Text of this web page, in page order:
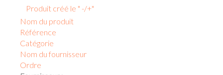
Produit créé le " -/+"
Nom du produit
Référence
Catégorie
Nom du fournisseur
Ordre